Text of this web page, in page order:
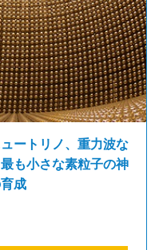
ートリノ、重力波な
も小さな素粒子の神
成